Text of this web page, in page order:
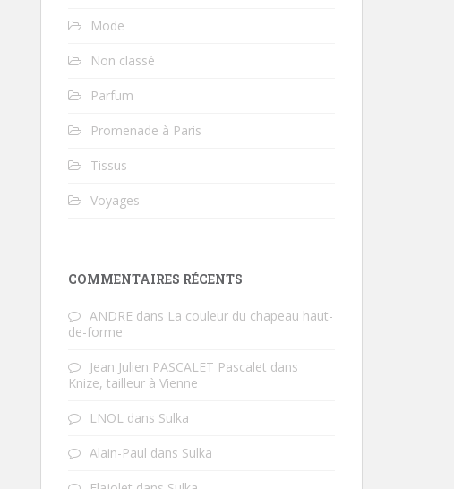
Mode
Non classé
Parfum
Promenade à Paris
Tissus
Voyages
COMMENTAIRES RÉCENTS
ANDRE dans La couleur du chapeau haut-
de-forme
Jean Julien PASCALET Pascalet dans
Knize, tailleur à Vienne
LNOL dans Sulka
Alain-Paul dans Sulka